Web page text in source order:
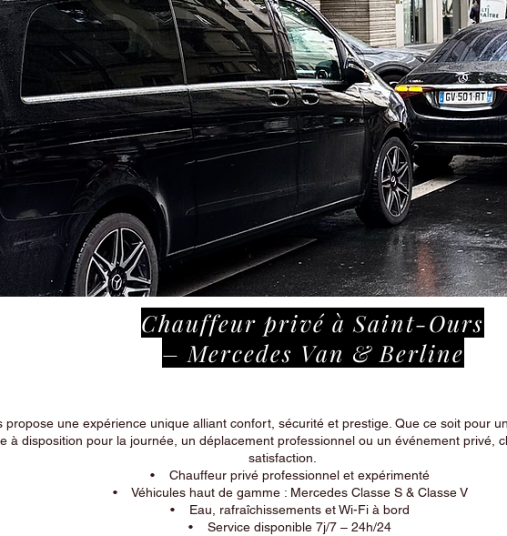
Chauffeur privé à Saint-Ours
– Mercedes Van & Berline
propose une expérience unique alliant confort, sécurité et prestige. Que ce soit pour
à disposition pour la journée, un déplacement professionnel ou un événement privé,
satisfaction.
• Chauffeur privé professionnel et expérimenté
• Véhicules haut de gamme : Mercedes Classe S & Classe V
• Eau, rafraîchissements et Wi-Fi à bord
• Service disponible 7j/7 – 24h/24